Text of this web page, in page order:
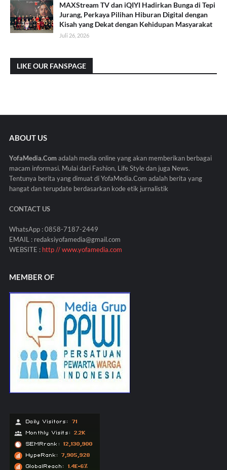
MAXStream TV dan iQIYI Hadirkan Bunga di Tepi
Jurang, Perkaya Pilihan Hiburan Digital dengan
Kisah yang Dekat dengan Kehidupan Masyarakat
Juli 26, 2026
LIKE OUR FANSPAGE
ABOUT US
YofaMedia.Comadalah media online yang akan memberikan berbagai
macam informasi. Mulai dari Fashion, Life Style dan juga News.
Tentunya berita yang dimuat di YofaMedia.Com adalah berita yang
hangat dan terupdate berdasarkan kode etik jurnalistik
CONTACT US
WhatsApp : 0858-7187-2449
EMAIL : redaksiyofamedia@gmail.com
WEBSITE : http // www.yofamedia.com
MEMBER OF